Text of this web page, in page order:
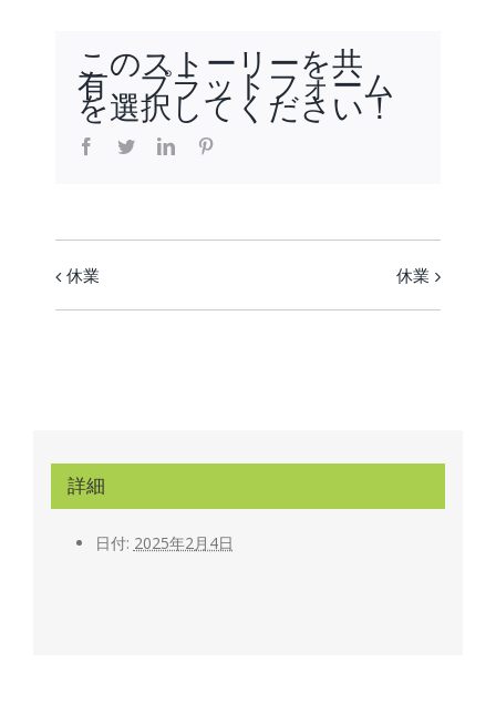
このストーリーを共
有、プラットフォーム
を選択してください！
facebook
twitterlinkedin
イ
ベ
ビ
ゲ
休業 休業
詳細
日付: 2025年2月4日